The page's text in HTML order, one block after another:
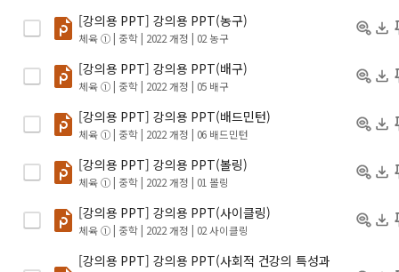
[강의용 PPT] 강의용 PPT(농구)
체육 ① | 중학 | 2022 개정 | 02 농구
[강의용 PPT] 강의용 PPT(배구)
체육 ① | 중학 | 2022 개정 | 05 배구
[강의용 PPT] 강의용 PPT(배드민턴)
체육 ① | 중학 | 2022 개정 | 06 배드민턴
[강의용 PPT] 강의용 PPT(볼링)
체육 ① | 중학 | 2022 개정 | 01 볼링
[강의용 PPT] 강의용 PPT(사이클링)
체육 ① | 중학 | 2022 개정 | 02 사이클링
[강의용 PPT] 강의용 PPT(사회적 건강의 특성과